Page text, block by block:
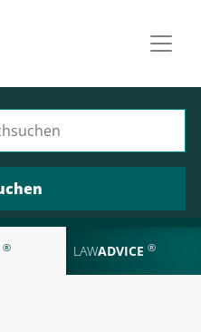
® LAWADVICE ®